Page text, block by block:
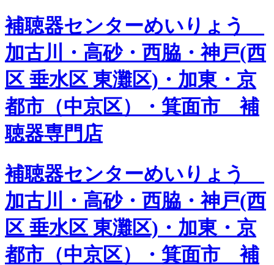
補聴器センターめいりょう
加古川・高砂・西脇・神戸(西
区 垂水区 東灘区)・加東・京
都市（中京区）・箕面市 補
聴器専門店
補聴器センターめいりょう
加古川・高砂・西脇・神戸(西
区 垂水区 東灘区)・加東・京
都市（中京区）・箕面市 補